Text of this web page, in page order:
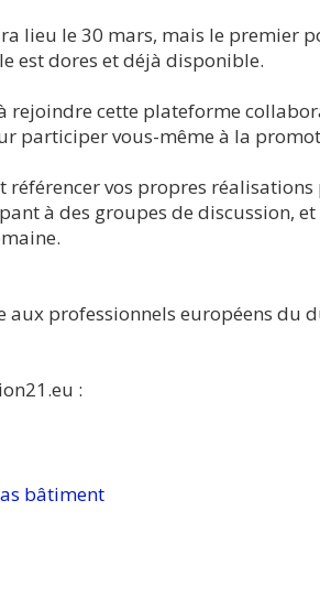
lieu le 30 mars, mais le premier
est dores et déjà disponible.
rejoindre cette plateforme
participer vous-même à la
référencer vos propres
à des groupes de discussion,
aux professionnels européens du
:
bâtiment